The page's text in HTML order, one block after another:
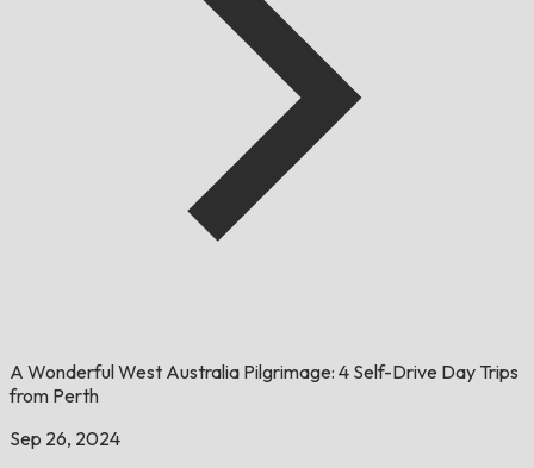
A Wonderful West Australia Pilgrimage: 4 Self-Drive Day Trips
from Perth
Sep 26, 2024